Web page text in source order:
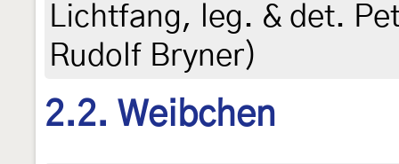
Lichtfang, leg. & det.
Rudolf Bryner)
2.2. Weibchen